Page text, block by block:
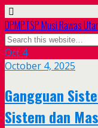
DPMPTSP Musi Rawas
Oct 4
October 4, 2025
Gangguan
Sistem dan